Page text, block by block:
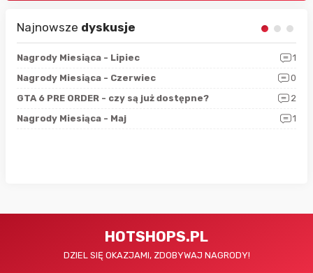
Najnowsze dyskusje
Nagrody Miesiąca - Lipiec
1
Nagrody Miesiąca - Czerwiec
0
GTA 6 PRE ORDER - czy są już dostępne?
2
Nagrody Miesiąca - Maj
1
HOTSHOPS.PL
DZIEL SIĘ OKAZJAMI, ZDOBYWAJ NAGRODY!